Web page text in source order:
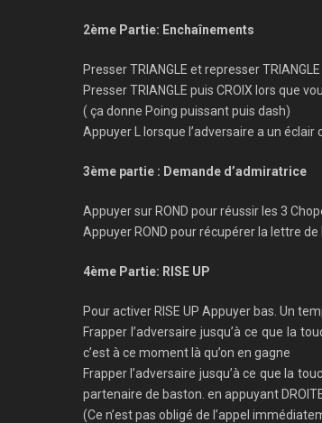
2ème Partie: Enchaînements
Presser TRIANGLE et represser
Presser TRIANGLE puis CROIX lors que
( ça donne Poing puissant puis dash)
Appuyer L lorsque l’adversaire a un
3ème partie : Demande d’admiratrice
Appuyer sur ROND pour réussir les 3
Appuyer ROND pour récupérer la lettre de
4ème Partie: RISE UP
Pour activer RISE UP Appuyer bas. Un
Frapper l’adversaire jusqu’à ce que la
c’est à ce moment là qu’on en gagne
Frapper l’adversaire jusqu’à ce que la
partenaire de baston. en appuyant
(Ce n’est pas obligé de l’appel